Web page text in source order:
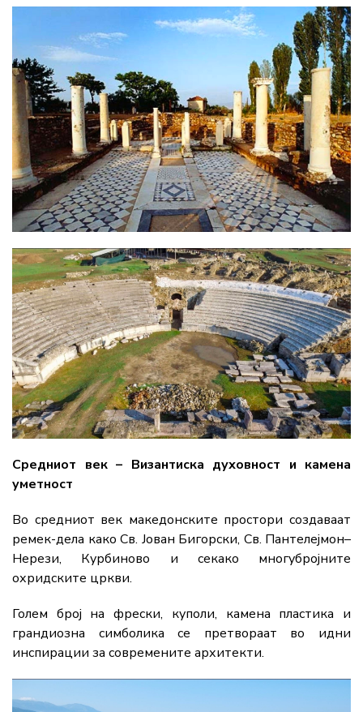
Средниот век – Византиска духовност и камена
уметност
Во средниот век македонските простори создаваат
ремек-дела како Св. Јован Бигорски, Св. Пантелејмон–
Нерези, Курбиново и секако многубројните
oхридските цркви.
Голем број на фрески, куполи, камена пластика и
грандиозна симболика се претвораат во идни
инспирации за современите архитекти.